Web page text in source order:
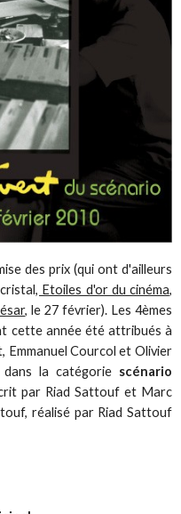
des prix (qui ont d'ailleurs
, Etoiles d'or du cinéma,
, le 27 février). Les 4èmes
cette année été attribués à
Emmanuel Courcol et Olivier
la catégorie scénario
par Riad Sattouf et Marc
réalisé par Riad Sattouf